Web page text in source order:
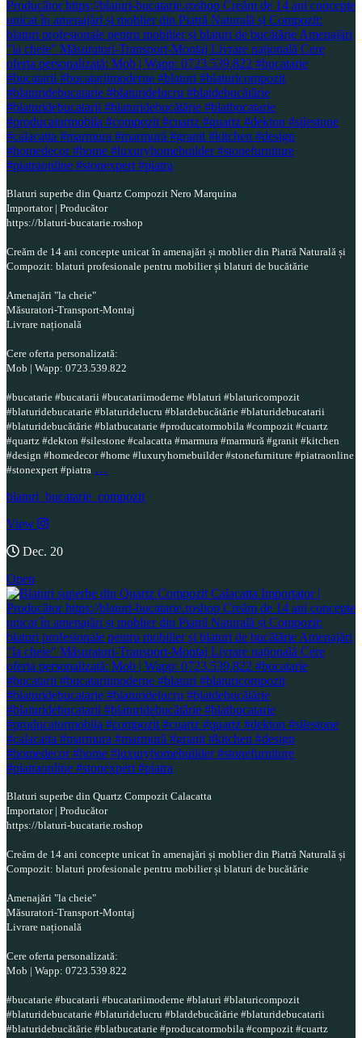
Blaturi superbe din Quartz Compozit Nero Marquina
Importator | Producător
https://blaturi-bucatarie.roshop
Creăm de 14 ani concepte unicat în amenajări și moblier din Piatră Naturală și
Compozit: blaturi profesionale pentru mobilier și blaturi de bucătărie
Amenajări "la cheie"
Măsuratori-Transport-Montaj
Livrare națională
Cere oferta personalizată:
Mob | Wapp: 0723.539.822
#bucatarie #bucatarii #bucatariimoderne #blaturi #blaturicompozit
#blaturidebucatarie #blaturidelucru #blatdebucătărie #blaturidebucatarii
#blaturidebucătărie #blatbucatarie #producatormobila #compozit #cuartz
#quartz #dekton #silestone #calacatta #marmura #marmură #granit #kitchen
#design #homedecor #home #luxuryhomebuilder #stonefurniture #piatraonline
#stonexpert #piatra …
blaturi_bucatarie_compozit
View
Dec. 20
Open
Blaturi superbe din Quartz Compozit Calacatta
Importator | Producător
https://blaturi-bucatarie.roshop
Creăm de 14 ani concepte unicat în amenajări și moblier din Piatră Naturală și
Compozit: blaturi profesionale pentru mobilier și blaturi de bucătărie
Amenajări "la cheie"
Măsuratori-Transport-Montaj
Livrare națională
Cere oferta personalizată:
Mob | Wapp: 0723.539.822
#bucatarie #bucatarii #bucatariimoderne #blaturi #blaturicompozit
#blaturidebucatarie #blaturidelucru #blatdebucătărie #blaturidebucatarii
#blaturidebucătărie #blatbucatarie #producatormobila #compozit #cuartz